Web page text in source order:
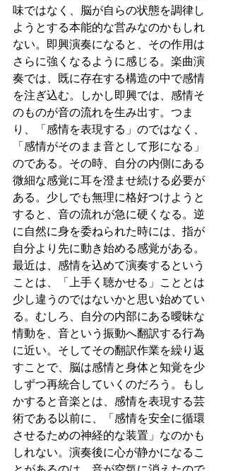
味ではなく、脳が自らの状態を調律し
ようとする本能的な営みなのかもしれ
ない。即興演奏になると、その作用は
さらに強くなるように感じる。楽曲演
奏では、既に存在する構造の中で感情
を注ぎ込む。しかし即興では、感情そ
のものが音の流れを生み出す。つま
り、「感情を表現する」のではなく、
「感情がそのまま音として形になる」
のである。その時、自分の内側にある
微細な感覚に耳を澄ませ続ける必要が
ある。少しでも無理に格好つけようと
すると、音の流れが急に硬くなる。逆
に自然に身を委ねられた時には、指が
自分より先に動き始める感覚がある。
最近は、感情を込めて演奏するという
ことは、「上手く聴かせる」こととは
少し違うのではないかと思い始めてい
る。むしろ、自分の内部にある曖昧な
情動を、音という振動へ翻訳する行為
に近い。そしてその翻訳作業を繰り返
すことで、脳は感情と身体と知覚を少
しずつ再統合していくのだろう。もし
かすると音楽とは、感情を表現する芸
術である以前に、「感情を安全に循環
させるための神経的な装置」なのかも
しれない。演奏後に心が静かになるこ